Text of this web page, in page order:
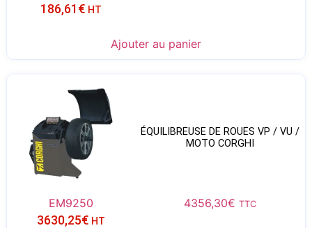
186,61 € HT
Ajouter au panier
ÉQUILIBREUSE DE ROUES VP / VU /
MOTO CORGHI
EM9250 4356,30€ TTC
3630,25€ HT